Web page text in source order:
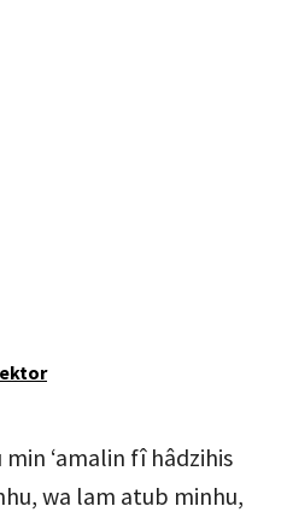
‘amalin fî hâdzihis
wa lam atub minhu,